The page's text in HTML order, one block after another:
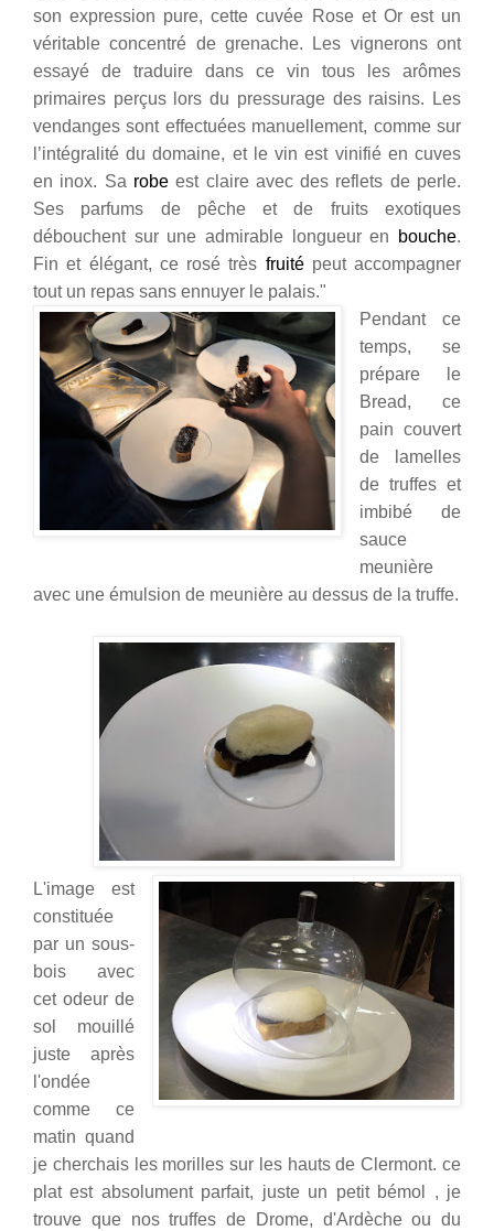
son expression pure, cette cuvée Rose et Or est un
véritable concentré de grenache. Les vignerons ont
essayé de traduire dans ce vin tous les arômes
primaires perçus lors du pressurage des raisins. Les
vendanges sont effectuées manuellement, comme sur
l’intégralité du domaine, et le vin est vinifié en cuves
en inox. Sa robeest claire avec des reflets de perle.
Ses parfums de pêcheet de fruits exotiques
débouchent sur une admirable longueur en
bouche.
Fin et élégant, ce rosé très fruitépeut accompagner
tout un repas sans ennuyer le palais."
Pendant ce
temps, se
prépare le
Bread, ce
pain couvert
de lamelles
de truffes et
imbibé de
sauce
meunière
avec une émulsion de meunière au dessus de la truffe.
L'image est
constituée
par un sous-
bois avec
cet odeur de
sol mouillé
juste après
l'ondée
comme ce
matin quand
je cherchais les morilles sur les hauts de Clermont. ce
plat est absolument parfait, juste un petit bémol , je
trouve que nos truffes de Drome, d'Ardèche ou du